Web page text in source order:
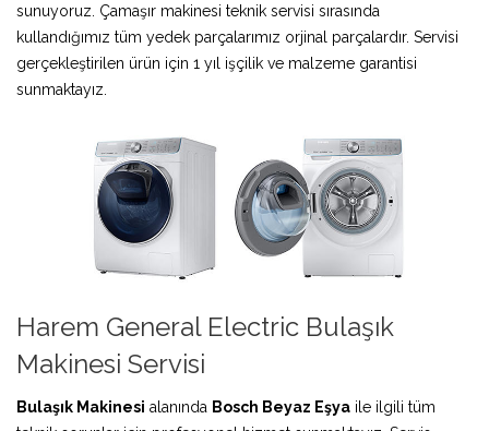
sunuyoruz. Çamaşır makinesi teknik servisi sırasında
kullandığımız tüm yedek parçalarımız orjinal parçalardır. Servisi
gerçekleştirilen ürün için 1 yıl işçilik ve malzeme garantisi
sunmaktayız.
Harem General Electric Bulaşık
Makinesi Servisi
Bulaşık Makinesi alanında Bosch Beyaz Eşya ile ilgili tüm